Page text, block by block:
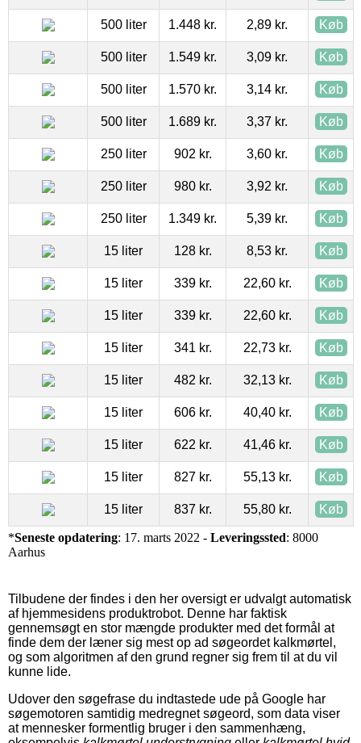
500 liter 1.448 kr. 2,89 kr. Køb
500 liter 1.549 kr. 3,09 kr. Køb
500 liter 1.570 kr. 3,14 kr. Køb
500 liter 1.689 kr. 3,37 kr. Køb
250 liter 902 kr. 3,60 kr. Køb
250 liter 980 kr. 3,92 kr. Køb
250 liter 1.349 kr. 5,39 kr. Køb
15 liter 128 kr. 8,53 kr. Køb
15 liter 339 kr. 22,60 kr. Køb
15 liter 339 kr. 22,60 kr. Køb
15 liter 341 kr. 22,73 kr. Køb
15 liter 482 kr. 32,13 kr. Køb
15 liter 606 kr. 40,40 kr. Køb
15 liter 622 kr. 41,46 kr. Køb
15 liter 827 kr. 55,13 kr. Køb
15 liter 837 kr. 55,80 kr. Køb
*Seneste opdatering: 17. marts 2022 - Leveringssted: 8000
Aarhus
Tilbudene der findes i den her oversigt er udvalgt automatisk
af hjemmesidens produktrobot. Denne har faktisk
gennemsøgt en stor mængde produkter med det formål at
finde dem der læner sig mest op ad søgeordet kalkmørtel,
og som algoritmen af den grund regner sig frem til at du vil
kunne lide.
Udover den søgefrase du indtastede ude på Google har
søgemotoren samtidig medregnet søgeord, som data viser
at mennesker formentlig bruger i den sammenhæng,